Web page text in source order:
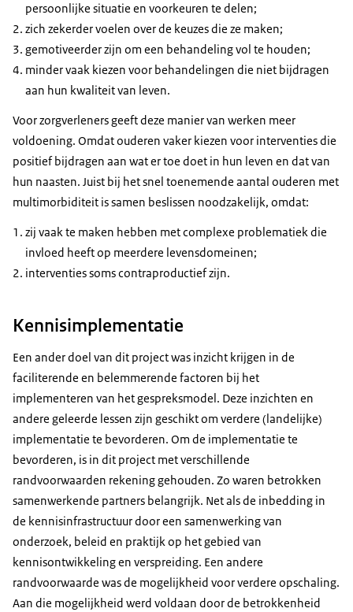
persoonlijke situatie en voorkeuren te delen;
zich zekerder voelen over de keuzes die ze maken;
gemotiveerder zijn om een behandeling vol te houden;
minder vaak kiezen voor behandelingen die niet bijdragen
aan hun kwaliteit van leven.
Voor zorgverleners geeft deze manier van werken meer
voldoening. Omdat ouderen vaker kiezen voor interventies die
positief bijdragen aan wat er toe doet in hun leven en dat van
hun naasten. Juist bij het snel toenemende aantal ouderen met
multimorbiditeit is samen beslissen noodzakelijk, omdat:
zij vaak te maken hebben met complexe problematiek die
invloed heeft op meerdere levensdomeinen;
interventies soms contraproductief zijn.
Kennisimplementatie
Een ander doel van dit project was inzicht krijgen in de
faciliterende en belemmerende factoren bij het
implementeren van het gespreksmodel. Deze inzichten en
andere geleerde lessen zijn geschikt om verdere (landelijke)
implementatie te bevorderen. Om de implementatie te
bevorderen, is in dit project met verschillende
randvoorwaarden rekening gehouden. Zo waren betrokken
samenwerkende partners belangrijk. Net als de inbedding in
de kennisinfrastructuur door een samenwerking van
onderzoek, beleid en praktijk op het gebied van
kennisontwikkeling en verspreiding. Een andere
randvoorwaarde was de mogelijkheid voor verdere opschaling.
Aan die mogelijkheid werd voldaan door de betrokkenheid